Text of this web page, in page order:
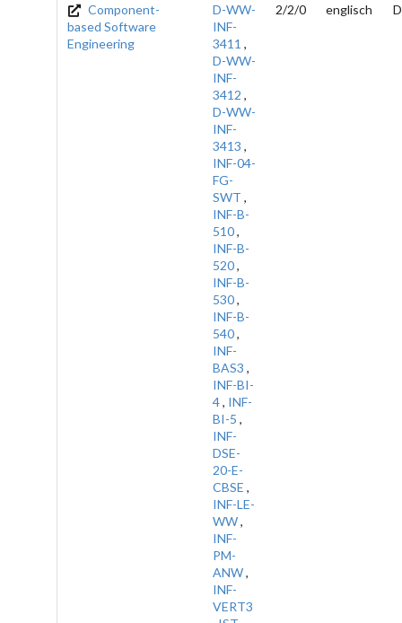
Component-
based Software
Engineering
D-WW-
INF-
3411 ,
D-WW-
INF-
3412 ,
D-WW-
INF-
3413 ,
INF-04-
FG-
SWT ,
INF-B-
510,
INF-B-
520,
INF-B-
530,
INF-B-
540,
INF-
BAS3 ,
INF-BI-
4, INF-
BI-5 ,
INF-
DSE-
20-E-
CBSE ,
INF-LE-
WW,
INF-
PM-
ANW,
INF-
VERT3
2/2/0 englisch